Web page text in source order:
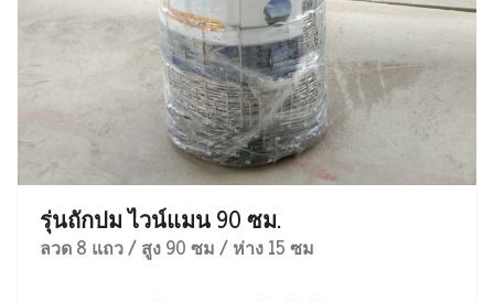
รุ่นถักปม ไวน์แมน 90 ซม.
ลวด 8 แถว / สูง 90 ซม / ห่าง 15 ซม